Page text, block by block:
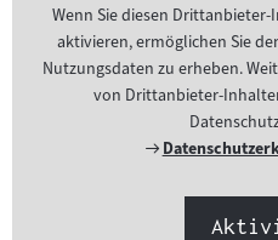
Wenn Sie diesen
aktivieren, ermöglichen Sie
Nutzungsdaten zu erheben.
von Drittanbieter-
Externer